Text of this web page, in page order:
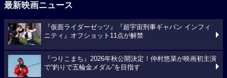
最新映画ニュース
『仮面ライダーゼッツ』『超宇宙刑事ギャバン インフィ
ニティ』オフショット11点が解禁
『つりこまち』2026年秋公開決定！仲村悠菜が映画初主演
で“釣りで五輪金メダル”を目指す